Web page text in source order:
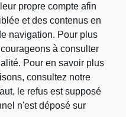
propre compte afin
et des contenus en
navigation. Pour plus
à consulter
Pour en savoir plus
consultez notre
le refus est supposé
n'est déposé sur
uniquement utilisée
d'information du
DIALLO. Vous pouvez
désabonnement